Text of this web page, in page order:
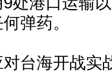
弹药。
台海开战实